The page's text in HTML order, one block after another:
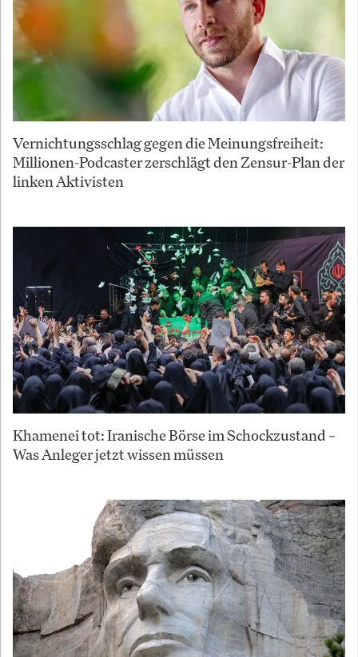
Vernichtungsschlag gegen die Meinungsfreiheit:
Millionen-Podcaster zerschlägt den Zensur-Plan der
linken Aktivisten
Khamenei tot: Iranische Börse im Schockzustand –
Was Anleger jetzt wissen müssen